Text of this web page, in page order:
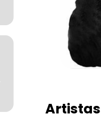
Artistas